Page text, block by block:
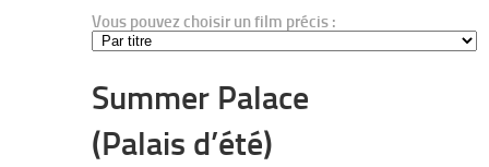
Vous pouvez choisir un film précis :
Summer Palace
(Palais d’été)